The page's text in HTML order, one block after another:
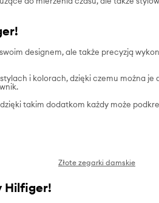
designem, ale także precyzją
i kolorach, dzięki czemu można
takim dodatkom każdy może
Złote zegarki damskie
Hilfiger!